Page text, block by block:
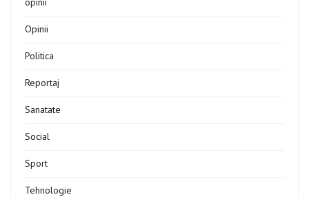
Opinii
Politica
Reportaj
Sanatate
Social
Sport
Tehnologie